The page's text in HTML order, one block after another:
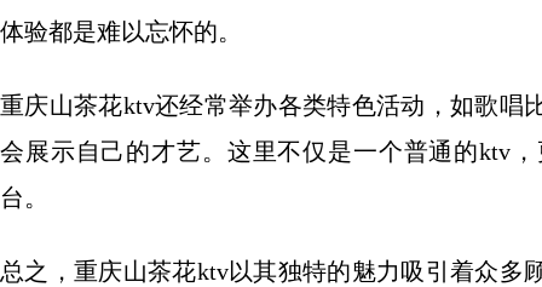
体验都是难以忘怀的。
重庆山茶花ktv还经常举办各类特色活动，如歌唱
会展示自己的才艺。这里不仅是一个普通的ktv
台。
总之，重庆山茶花ktv以其独特的魅力吸引着众多